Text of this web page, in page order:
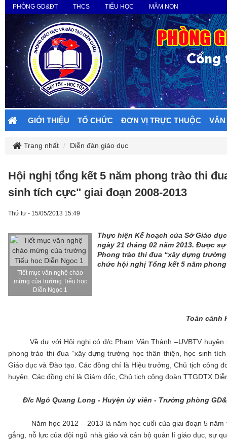
PHÒNG GD&ĐT THCS TIỂU HỌC MẦM NON
GIỚI THIỆU TỔ CHỨC ĐƠN VỊ TRỰC THUỘC
Trang nhất Diễn đàn giáo dục
Hội nghị tổng kết 5 năm phong trào thi
sinh tích cực" giai đoạn 2008-2013
Thứ tư - 15/05/2013 15:49
Tiết mục văn nghệ chào
mừng của trường Tiểu học
Diễn Ngọc 1
Thực hiện Kế hoạch của Sở Giáo
ngày 21 tháng 02 năm 2013. Được
Phong trào thi đua “xây dựng
chức hội nghị Tổng kết 5 năm phong
Toàn cảnh
Về dự với Hội nghị có đ/c Phạm Văn Thành –UVBTV huyện
phong trào thi đua “xây dựng trường học thân thiện, học sinh
Giáo dục và Đào tạo. Các đồng chí là Hiệu trưởng, Chủ tịch công
huyện. Các đồng chí là Giám đốc, Chủ tịch công đoàn TTGDTX
Đ/c Ngô Quang Long - Huyện ủy viên - Trưởng phòng
Năm học 2012 – 2013 là năm học cuối của giai đoạn 5 năm
gắng, nỗ lực của đội ngũ nhà giáo và cán bộ quản lí giáo dục, sự